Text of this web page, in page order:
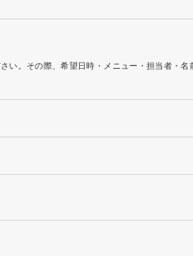
。その際、希望日時・メニュー・担当者・名